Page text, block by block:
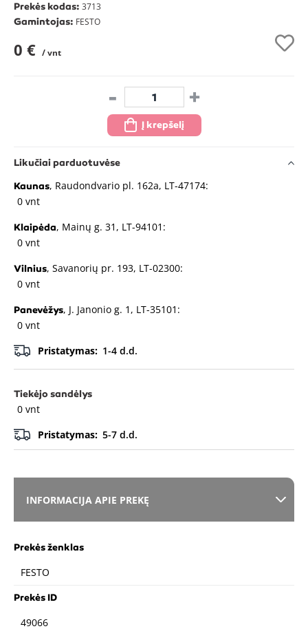
Prekės kodas: 3713
Gamintojas: FESTO
0 € / vnt
- +
Į krepšelį
Likučiai parduotuvėse
Kaunas, Raudondvario pl. 162a, LT-47174:
0 vnt
Klaipėda, Mainų g. 31, LT-94101:
0 vnt
Vilnius, Savanorių pr. 193, LT-02300:
0 vnt
Panevėžys, J. Janonio g. 1, LT-35101:
0 vnt
Pristatymas: 1-4 d.d.
Tiekėjo sandėlys
0 vnt
Pristatymas: 5-7 d.d.
INFORMACIJA APIE PREKĘ
Prekės ženklas
FESTO
Prekės ID
49066